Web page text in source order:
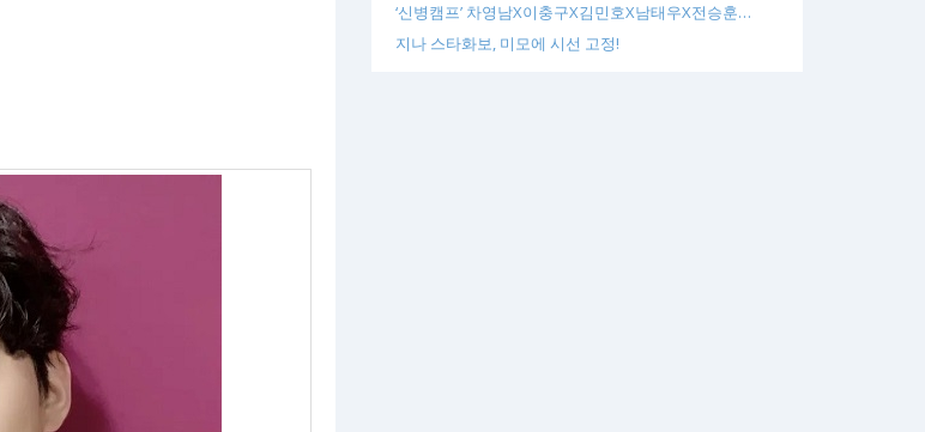
‘신병캠프’ 차영남X이충구X김민호X남태우X전승훈…
지나 스타화보, 미모에 시선 고정!